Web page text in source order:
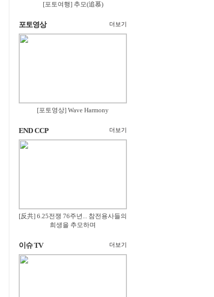
[포토여행] 추모(追慕)
포토영상 더보기
[포토영상] Wave Harmony
END CCP 더보기
[反共] 6.25전쟁 76주년... 참전용사들의
희생을 추모하며
이슈 TV 더보기